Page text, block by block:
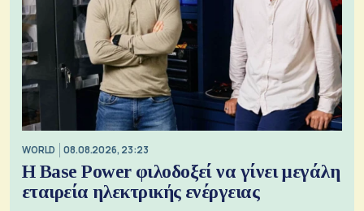
WORLD 08.08.2026, 23:23
Η Base Power φιλοδοξεί να γίνει μεγάλη
εταιρεία ηλεκτρικής ενέργειας